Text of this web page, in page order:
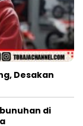
Desakan
di